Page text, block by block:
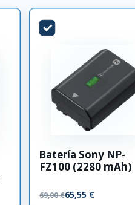
Batería Sony NP-
FZ100 (2280 mAh)
69,00 €65,55 €